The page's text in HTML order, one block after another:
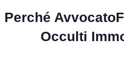
Perché
Occulti